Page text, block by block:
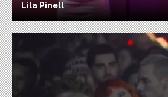
Lila Pinell